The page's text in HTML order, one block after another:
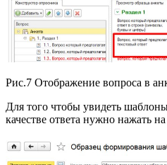
Рис.7 Отображение вопроса в
Для того чтобы увидеть
качестве ответа нужно нажать